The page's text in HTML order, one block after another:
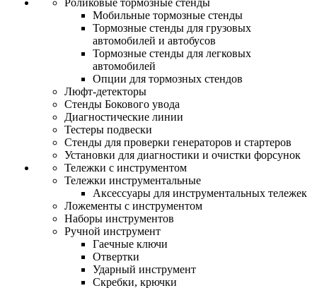
Роликовые тормозные стенды
Мобильные тормозные стенды
Тормозные стенды для грузовых
автомобилей и автобусов
Тормозные стенды для легковых
автомобилей
Опции для тормозных стендов
Люфт-детекторы
Стенды Бокового увода
Диагностические линии
Тестеры подвески
Стенды для проверки генераторов и стартеров
Установки для диагностики и очистки форсунок
Тележки с инструментом
Тележки инструментальные
Аксессуары для инструментальных тележек
Ложементы с инструментом
Наборы инструментов
Ручной инструмент
Гаечные ключи
Отвертки
Ударный инструмент
Скребки, крючки